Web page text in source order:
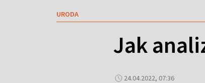
URODA
Jak
24.04.2022, 07:36